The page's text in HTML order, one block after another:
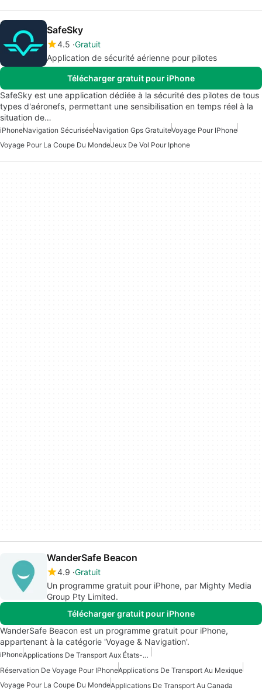
SafeSky
4.5 Gratuit
Application de sécurité aérienne pour pilotes
Télécharger gratuit pour iPhone
SafeSky est une application dédiée à la sécurité des pilotes de tous
types d'aéronefs, permettant une sensibilisation en temps réel à la
situation de…
iPhoneNavigation SécuriséeNavigation Gps GratuiteVoyage Pour IPhone
Voyage Pour La Coupe Du MondeJeux De Vol Pour Iphone
WanderSafe Beacon
4.9 Gratuit
Un programme gratuit pour iPhone, par Mighty Media
Group Pty Limited.
Télécharger gratuit pour iPhone
WanderSafe Beacon est un programme gratuit pour iPhone,
appartenant à la catégorie 'Voyage & Navigation'.
iPhone
Applications De Transport Aux États-Unis
Réservation De Voyage Pour IPhoneApplications De Transport Au Mexique
Voyage Pour La Coupe Du MondeApplications De Transport Au Canada